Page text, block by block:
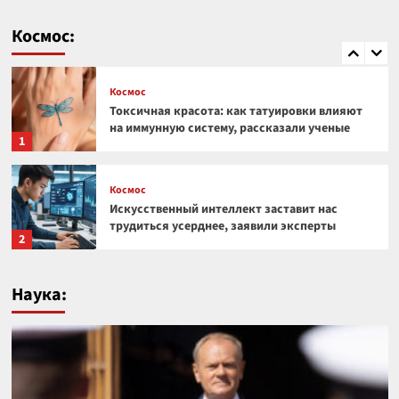
Космос:
5
1
Космос
Токсичная красота: как татуировки влияют
на иммунную систему, рассказали ученые
2
Космос
Искусственный интеллект заставит нас
трудиться усерднее, заявили эксперты
3
странную прямоугольную структуру
Наука: